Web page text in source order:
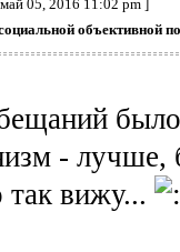
05, 2016 11:02 pm ]
объективной
- лучше,
так вижу...